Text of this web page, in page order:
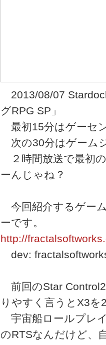
2013/08/07
グRPG SP」
最初15分はゲーセ
次の30分はゲーム
２時間放送で最初
ーんじゃね？
今回紹介するゲー
ーです。
http://
dev:
前回のStar
りやすく言うとX3
宇宙船ロールプレ
のRTSなんだけど、